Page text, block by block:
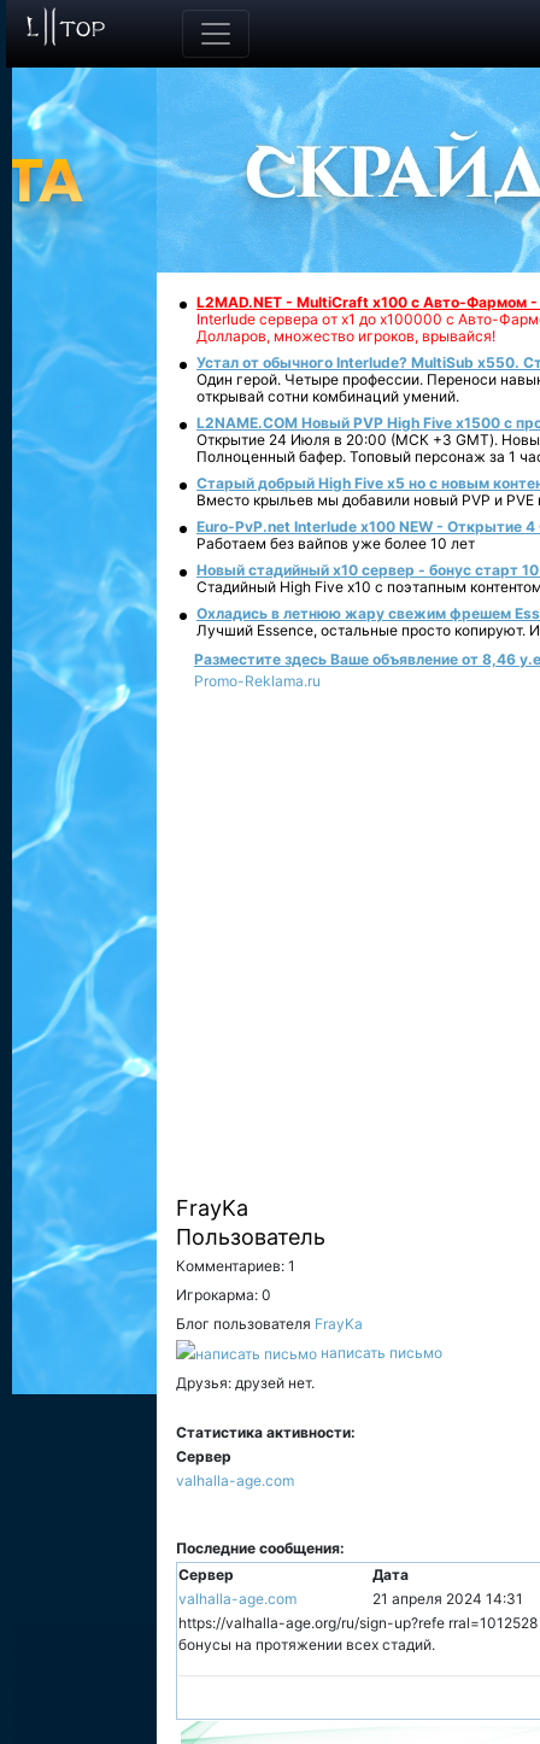
L2MAD.NET - MultiCraft x100 с Авто-Фармом
Interlude сервера от х1 до х100000 с Авто-
Долларов, множество игроков, врывайся!
Устал от обычного Interlude? MultiSub x550.
Один герой. Четыре профессии. Переноси
открывай сотни комбинаций умений.
L2NAME.COM Новый PVP High Five x1500 с
Открытие 24 Июля в 20:00 (МСК +3 GMT).
Полноценный бафер. Топовый персонаж за 1
Старый добрый High Five x5 но с новым
Вместо крыльев мы добавили новый PVP и PVE
Euro-PvP.net Interlude х100 NEW - Открытие 4
Работаем без вайпов уже более 10 лет
Новый стадийный х10 сервер - бонус старт
Стадийный High Five x10 с поэтапным
Охладись в летнюю жару свежим фрешем
Лучший Essence, остальные просто копируют.
Разместите здесь Ваше объявление от 8,46
Promo-Reklama.ru
FrayKa
Пользователь
Комментариев: 1
Игрокарма: 0
Блог пользователя FrayKa
написать письмо
Друзья: друзей нет.
Статистика активности:
Сервер
valhalla-age.com
Последние сообщения:
Сервер
Дата
valhalla-age.com
21 апреля 2024 14:31
https://valhalla-age.org/ru/sign-up?refe
бонусы на протяжении всех стадий.